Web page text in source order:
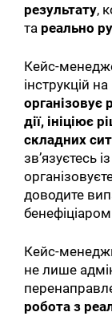
результату,
та реально
Кейс-
інструкцій
організовує
дії, ініціює
складних
зв’язуєтесь
доводите
Кейс-
не лише
робота з